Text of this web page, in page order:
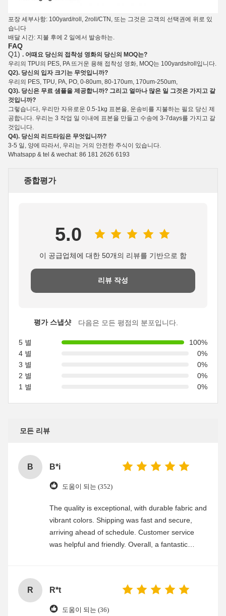
포장 세부사항: 100yard/roll, 2roll/CTN, 또는 그것은 고객의 선택권에 위로 있
습니다
배달 시간: 지불 후에 2 일에서 발송하는.
FAQ
Q1) . 어때요 당신의 접착성 영화의 당신의 MOQ는?
우리의 TPU의 PES, PA 뜨거운 용해 접착성 영화, MOQ는 100yards/roll입니다.
Q2). 당신의 입자 크기는 무엇입니까?
우리의 PES, TPU, PA, PO, 0-80um, 80-170um, 170um-250um,
Q3). 당신은 무료 샘플을 제공합니까? 그리고 얼마나 많은 일 그것은 가지고 갈
것입니까?
그렇습니다, 우리만 자유로운 0.5-1kg 표본을, 운송비를 지불하는 필요 당신 제
공합니다. 우리는 3 작업 일 이내에 표본을 만들고 수송에 3-7days를 가지고 갈
것입니다.
Q4). 당신의 리드타임은 무엇입니까?
3-5 일, 양에 따라서, 우리는 거의 안전한 주식이 있습니다.
Whatsapp & tel & wechat: 86 181 2626 6193
종합평가
5.0
이 공급업체에 대한 50개의 리뷰를 기반으로 함
리뷰 작성
평가 스냅샷 다음은 모든 평점의 분포입니다.
5 별
100%
4 별
0%
3 별
0%
2 별
0%
1 별
0%
모든 리뷰
B B*i
도움이 되는 (352)
The quality is exceptional, with durable fabric and
vibrant colors. Shipping was fast and secure,
arriving ahead of schedule. Customer service
was helpful and friendly. Overall, a fantastic
R R*t
도움이 되는 (36)